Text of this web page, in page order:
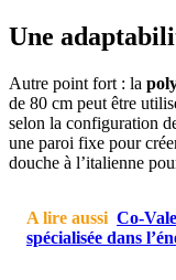
Une
Autre point fort : la
de 80 cm peut être
selon la configuration
une paroi fixe pour
douche à l’italienne
A lire aussi Co-
spécialisée dans